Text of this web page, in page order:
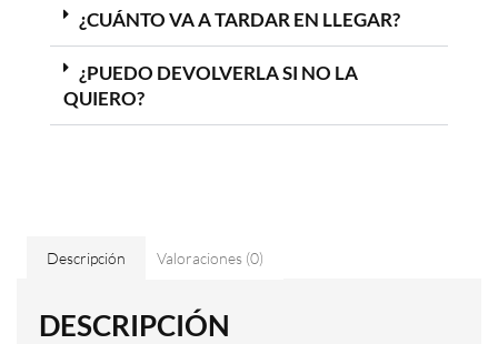
¿CUÁNTO VA A TARDAR EN LLEGAR?
¿PUEDO DEVOLVERLA SI NO LA
QUIERO?
Descripción Valoraciones (0)
DESCRIPCIÓN